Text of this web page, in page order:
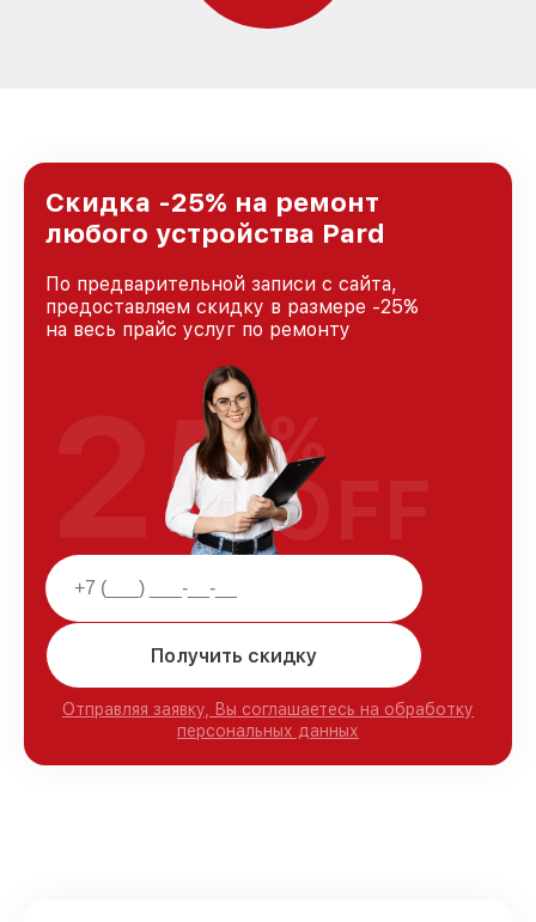
Скидка -25% на ремонт
любого устройства Pard
По предварительной записи с сайта,
предоставляем скидку в размере -25%
на весь прайс услуг по ремонту
Получить скидку
Отправляя заявку, Вы соглашаетесь на обработку
персональных данных
25%
OFF